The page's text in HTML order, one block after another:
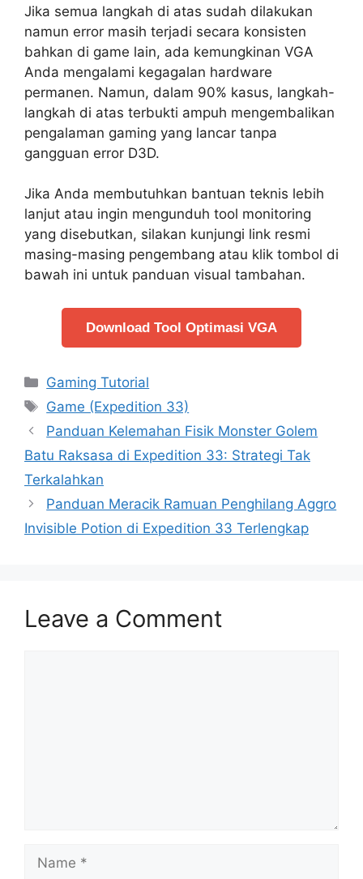
Jika semua langkah di atas sudah dilakukan
namun error masih terjadi secara konsisten
bahkan di game lain, ada kemungkinan VGA
Anda mengalami kegagalan hardware
permanen. Namun, dalam 90% kasus, langkah-
langkah di atas terbukti ampuh mengembalikan
pengalaman gaming yang lancar tanpa
gangguan error D3D.
Jika Anda membutuhkan bantuan teknis lebih
lanjut atau ingin mengunduh tool monitoring
yang disebutkan, silakan kunjungi link resmi
masing-masing pengembang atau klik tombol di
bawah ini untuk panduan visual tambahan.
Download Tool Optimasi VGA
Categories
Gaming Tutorial
Tags
Game (Expedition 33)
Panduan Kelemahan Fisik Monster Golem
Batu Raksasa di Expedition 33: Strategi Tak
Terkalahkan
Panduan Meracik Ramuan Penghilang Aggro
Invisible Potion di Expedition 33 Terlengkap
Leave a Comment
Name